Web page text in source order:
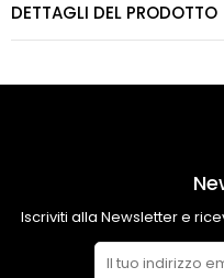
DETTAGLI DEL PRODOTTO
Iscriviti alla Newsletter e